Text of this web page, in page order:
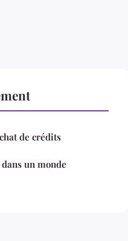
de crédits
un monde